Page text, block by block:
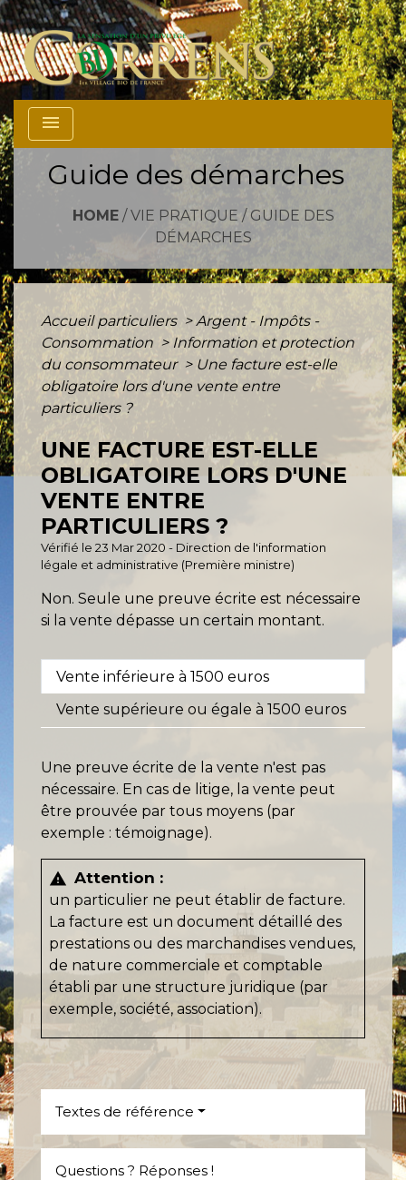
menu
Guide des démarches
HOME/ VIE PRATIQUE / GUIDE DES
DÉMARCHES
Accueil particuliers > Argent - Impôts -
Consommation > Information et protection
du consommateur > Une facture est-elle
obligatoire lors d'une vente entre
particuliers ?
UNE FACTURE EST-ELLE
OBLIGATOIRE LORS D'UNE
VENTE ENTRE
PARTICULIERS ?
Vérifié le 23 Mar 2020 - Direction de l'information
légale et administrative (Première ministre)
Non. Seule une preuve écrite est nécessaire
si la vente dépasse un certain montant.
Vente inférieure à 1500 euros
Vente supérieure ou égale à 1500 euros
Une preuve écrite de la vente n'est pas
nécessaire. En cas de litige, la vente peut
être prouvée par tous moyens (par
exemple : témoignage).
warning Attention :
un particulier ne peut établir de facture.
La facture est un document détaillé des
prestations ou des marchandises vendues,
de nature commerciale et comptable
établi par une structure juridique (par
exemple, société, association).
Textes de référence
Questions ? Réponses !